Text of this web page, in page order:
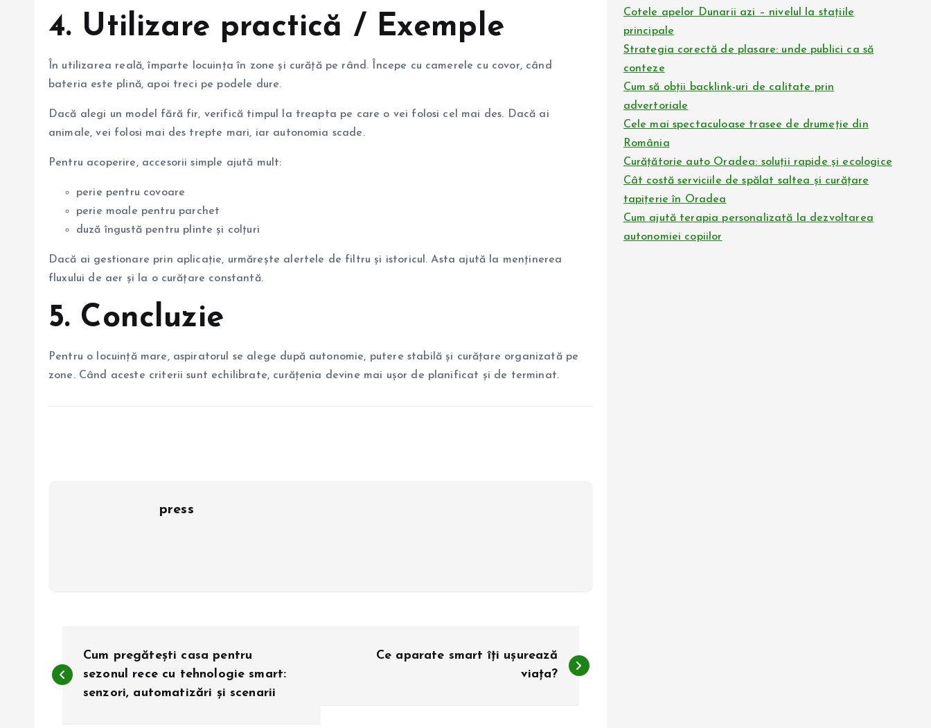
4. Utilizare practică / Exemple
În utilizarea reală, împarte locuința în zone și curăță pe rând. Începe cu camerele cu covor, când
bateria este plină, apoi treci pe podele dure.
Dacă alegi un model fără fir, verifică timpul la treapta pe care o vei folosi cel mai des. Dacă ai
animale, vei folosi mai des trepte mari, iar autonomia scade.
Pentru acoperire, accesorii simple ajută mult:
perie pentru covoare
perie moale pentru parchet
duză îngustă pentru plinte și colțuri
Dacă ai gestionare prin aplicație, urmărește alertele de filtru și istoricul. Asta ajută la menținerea
fluxului de aer și la o curățare constantă.
5. Concluzie
Pentru o locuință mare, aspiratorul se alege după autonomie, putere stabilă și curățare organizată pe
zone. Când aceste criterii sunt echilibrate, curățenia devine mai ușor de planificat și de terminat.
press
a
Cum pregătești casa pentru
sezonul rece cu tehnologie smart:
senzori, automatizări și scenarii
Ce aparate smart îți ușurează
viața?
Cotele apelor Dunarii azi – nivelul la stațiile
principale
Strategia corectă de plasare: unde publici ca să
conteze
Cum să obții backlink-uri de calitate prin
advertoriale
Cele mai spectaculoase trasee de drumeție din
România
Curățătorie auto Oradea: soluții rapide și ecologice
Cât costă serviciile de spălat saltea și curățare
tapițerie în Oradea
Cum ajută terapia personalizată la dezvoltarea
autonomiei copiilor